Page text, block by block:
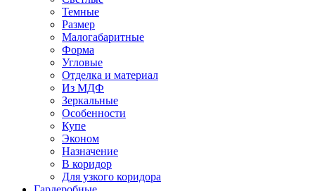
Темные
Размер
Малогабаритные
Форма
Угловые
Отделка и материал
Из МДФ
Зеркальные
Особенности
Купе
Эконом
Назначение
В коридор
Для узкого коридора